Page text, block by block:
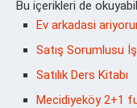
Bu içerikleri de
Ev arkadasi
Satış Sorumlusu İş
Satılık Ders Kitabı
Mecidiyeköy 2+1